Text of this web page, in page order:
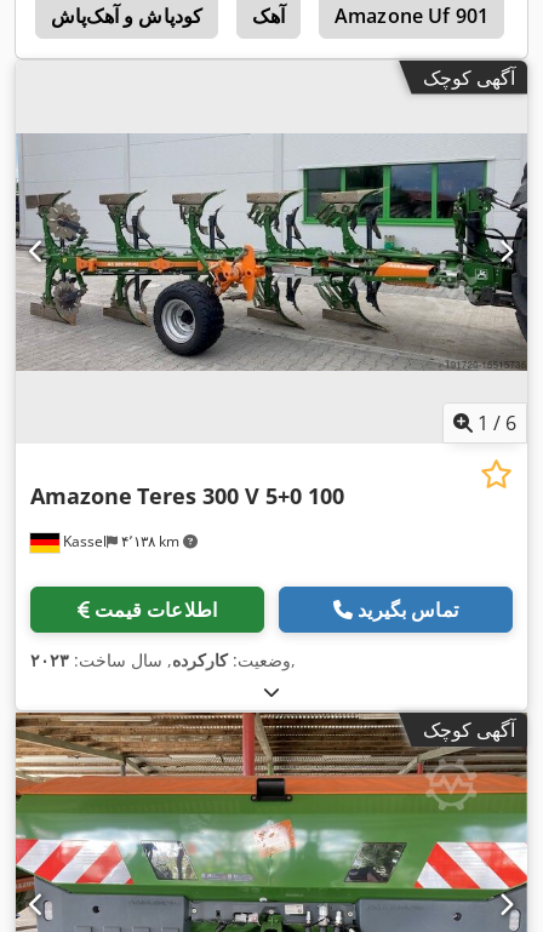
کودپاش و آهک‌پاش آهک Amazone Uf 901
آگهی کوچک
1 / 6
Kassel ۴٬۱۳۸ km
Amazone Teres 300 V 5+0 100
اطلاعات قیمت تماس بگیرید
وضعیت:کارکرده, سال ساخت: ۲۰۲۳ ,
آگهی کوچک